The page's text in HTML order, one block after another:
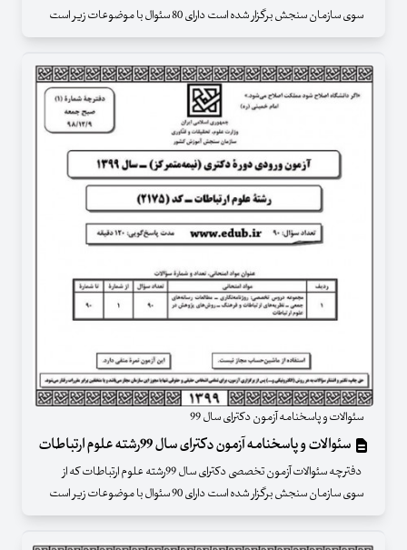
سوی سازمان سنجش برگزار شده است دارای 80 سئوال با موضوعات زیر است
سئوالات و پاسخنامه آزمون دکترای سال 99
سئوالات و پاسخنامه آزمون دکترای سال 99رشته علوم ارتباطات
دفترچه سئوالات آزمون تخصصی دکترای سال 99رشته علوم ارتباطات که از
سوی سازمان سنجش برگزار شده است دارای 90 سئوال با موضوعات زیر است